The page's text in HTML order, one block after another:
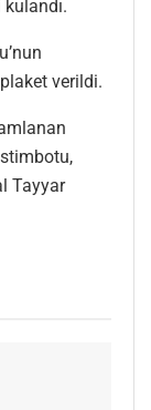
verildi.
Tayyar